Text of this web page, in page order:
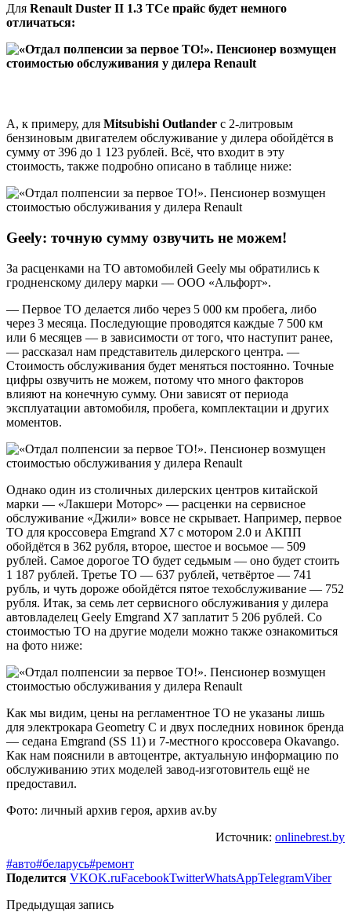
Для Renault Duster II 1.3 TCe прайс будет немного
отличаться:
А, к примеру, для Mitsubishi Outlander с 2-литровым
бензиновым двигателем обслуживание у дилера обойдётся в
сумму от 396 до 1 123 рублей. Всё, что входит в эту
стоимость, также подробно описано в таблице ниже:
Geely: точную сумму озвучить не можем!
За расценками на ТО автомобилей Geely мы обратились к
гродненскому дилеру марки — ООО «Альфорт».
— Первое ТО делается либо через 5 000 км пробега, либо
через 3 месяца. Последующие проводятся каждые 7 500 км
или 6 месяцев — в зависимости от того, что наступит ранее,
— рассказал нам представитель дилерского центра. —
Стоимость обслуживания будет меняться постоянно. Точные
цифры озвучить не можем, потому что много факторов
влияют на конечную сумму. Они зависят от периода
эксплуатации автомобиля, пробега, комплектации и других
моментов.
Однако один из столичных дилерских центров китайской
марки — «Лакшери Моторс» — расценки на сервисное
обслуживание «Джили» вовсе не скрывает. Например, первое
ТО для кроссовера Emgrand X7 с мотором 2.0 и АКПП
обойдётся в 362 рубля, второе, шестое и восьмое — 509
рублей. Самое дорогое ТО будет седьмым — оно будет стоить
1 187 рублей. Третье ТО — 637 рублей, четвёртое — 741
рубль, и чуть дороже обойдётся пятое техобслуживание — 752
рубля. Итак, за семь лет сервисного обслуживания у дилера
автовладелец Geely Emgrand X7 заплатит 5 206 рублей. Со
стоимостью ТО на другие модели можно также ознакомиться
на фото ниже:
Как мы видим, цены на регламентное ТО не указаны лишь
для электрокара Geometry C и двух последних новинок бренда
— седана Emgrand (SS 11) и 7-местного кроссовера Okаvango.
Как нам пояснили в автоцентре, актуальную информацию по
обслуживанию этих моделей завод-изготовитель ещё не
предоставил.
Фото: личный архив героя, архив av.by
Источник: onlinebrest.by
#авто#беларусь#ремонт
Поделится VKOK.ruFacebookTwitterWhatsAppTelegramViber
Предыдущая запись